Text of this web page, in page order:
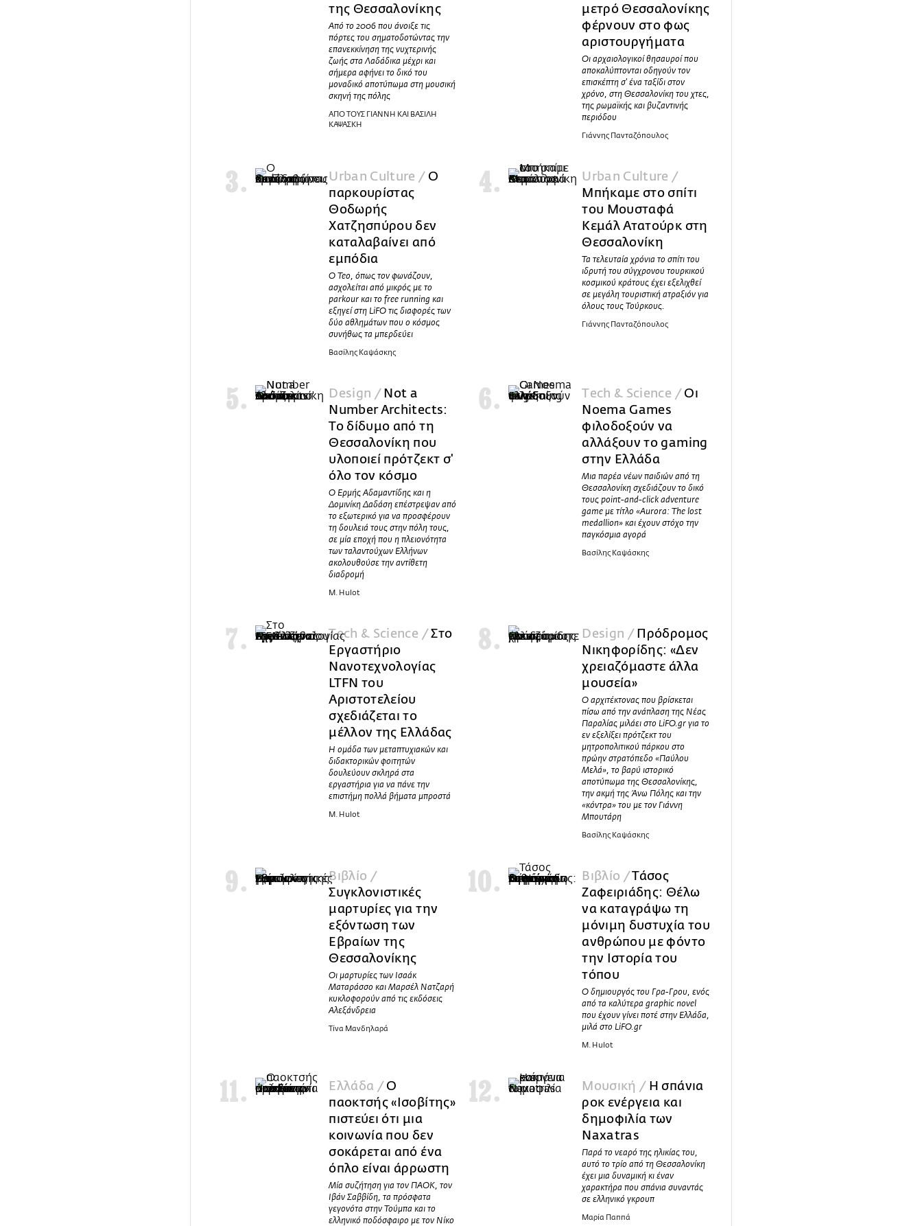
της Θεσσαλονίκης
Από το 2006 που άνοιξε τις
πόρτες του σηματοδοτώντας την
επανεκκίνηση της νυχτερινής
ζωής στα Λαδάδικα μέχρι και
σήμερα αφήνει το δικό του
μοναδικό αποτύπωμα στη μουσική
σκηνή της πόλης
ΑΠΟ ΤΟΥΣ ΓΙΑΝΝΗ ΚΑΙ ΒΑΣΙΛΗ
ΚΑΨΑΣΚΗ
μετρό Θεσσαλονίκης
φέρνουν στο φως
αριστουργήματα
Οι αρχαιολογικοί θησαυροί που
αποκαλύπτονται οδηγούν τον
επισκέπτη σ' ένα ταξίδι στον
χρόνο, στη Θεσσαλονίκη του χτες,
της ρωμαϊκής και βυζαντινής
περιόδου
Γιάννης Πανταζόπουλος
Urban Culture / Ο
παρκουρίστας
Θοδωρής
Χατζησπύρου δεν
καταλαβαίνει από
εμπόδια
Ο Teo, όπως τον φωνάζουν,
ασχολείται από μικρός με το
parkour και το free running και
εξηγεί στη LiFO τις διαφορές των
δύο αθλημάτων που ο κόσμος
συνήθως τα μπερδεύει
Βασίλης Καψάσκης
Urban Culture /
Μπήκαμε στo σπίτι
του Μουσταφά
Κεμάλ Ατατούρκ στη
Θεσσαλονίκη
Τα τελευταία χρόνια το σπίτι του
ιδρυτή του σύγχρονου τουρκικού
κοσμικού κράτους έχει εξελιχθεί
σε μεγάλη τουριστική ατραξιόν για
όλους τους Τούρκους.
Γιάννης Πανταζόπουλος
Design / Not a
Number Architects:
Το δίδυμο από τη
Θεσσαλονίκη που
υλοποιεί πρότζεκτ σ'
όλο τον κόσμο
Ο Ερμής Αδαμαντίδης και η
Δομινίκη Δαδάση επέστρεψαν από
το εξωτερικό για να προσφέρουν
τη δουλειά τους στην πόλη τους,
σε μία εποχή που η πλειονότητα
των ταλαντούχων Ελλήνων
ακολουθούσε την αντίθετη
διαδρομή
M. Hulot
Τech & Science / Οι
Noema Games
φιλοδοξούν να
αλλάξουν το gaming
στην Ελλάδα
Μια παρέα νέων παιδιών από τη
Θεσσαλονίκη σχεδιάζουν το δικό
τους point-and-click adventure
game με τίτλο «Aurora: The lost
medallion» και έχουν στόχο την
παγκόσμια αγορά
Βασίλης Καψάσκης
Τech & Science /Στο
Εργαστήριο
Nανοτεχνολογίας
LTFN του
Αριστοτελείου
σχεδιάζεται το
μέλλον της Ελλάδας
Η ομάδα των μεταπτυχιακών και
διδακτορικών φοιτητών
δουλεύουν σκληρά στα
εργαστήρια για να πάνε την
επιστήμη πολλά βήματα μπροστά
M. Hulot
Design / Πρόδρομος
Νικηφορίδης: «Δεν
χρειαζόμαστε άλλα
μουσεία»
Ο αρχιτέκτονας που βρίσκεται
πίσω από την ανάπλαση της Νέας
Παραλίας μιλάει στο LiFO.gr για το
εν εξελίξει πρότζεκτ του
μητροπολιτικού πάρκου στο
πρώην στρατόπεδο «Παύλου
Μελά», το βαρύ ιστορικό
αποτύπωμα της Θεσσαλονίκης,
την ακμή της Άνω Πόλης και την
«κόντρα» του με τον Γιάννη
Μπουτάρη
Βασίλης Καψάσκης
Βιβλίο /
Συγκλονιστικές
μαρτυρίες για την
εξόντωση των
Εβραίων της
Θεσσαλονίκης
Οι μαρτυρίες των Ισαάκ
Ματαράσσο και Μαρσέλ Νατζαρή
κυκλοφορούν από τις εκδόσεις
Αλεξάνδρεια
Τίνα Μανδηλαρά
Βιβλίο /Τάσος
Ζαφειριάδης: Θέλω
να καταγράψω τη
μόνιμη δυστυχία του
ανθρώπου με φόντο
την Ιστορία του
τόπου
Ο δημιουργός του Γρα-Γρου, ενός
από τα καλύτερα graphic novel
που έχουν γίνει ποτέ στην Ελλάδα,
μιλά στο LiFO.gr
M. Hulot
Ελλάδα / O
παοκτσής «Ισοβίτης»
πιστεύει ότι μια
κοινωνία που δεν
σοκάρεται από ένα
όπλο είναι άρρωστη
Μία συζήτηση για τον ΠΑΟΚ, τον
Ιβάν Σαββίδη, τα πρόσφατα
γεγονότα στην Τούμπα και το
ελληνικό ποδόσφαιρο με τον Νίκο
Μουσική / Η σπάνια
ροκ ενέργεια και
δημοφιλία των
Naxatras
Παρά το νεαρό της ηλικίας του,
αυτό το τρίο από τη Θεσσαλονίκη
έχει μια δυναμική κι έναν
χαρακτήρα που σπάνια συναντάς
σε ελληνικό γκρουπ
Μαρία Παππά